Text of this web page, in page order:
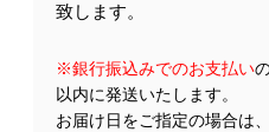
致します。
※銀行振込みでのお支払い
以内に発送いたします。
お届け日をご指定の場合は